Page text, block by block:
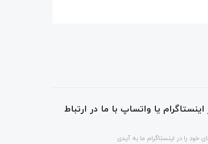
اینستاگرام یا واتساپ با ما در ارتباط
خود را در اینستاگرام ما به آیدی